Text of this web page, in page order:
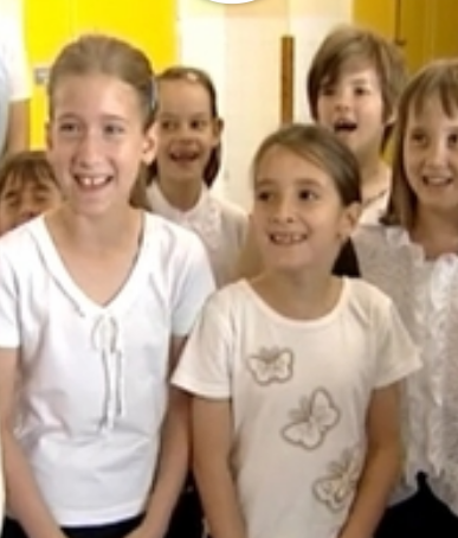
tartja az iskolásokat. A vakáció felirat
sokan ezt a témát választották. Sokan
is.
inkább szórakozással teltek:
már megírták, egyelőre itt sorakoznak a tanári
Gyula Általános Iskola
tanulóink 10 százaléka. Az átlagunk megfelel
három osztályban összesen 62-en öltöttek
közel fele pedig szakközépiskolában
el. Ősszel 760 kiselsős ül iskolapadba